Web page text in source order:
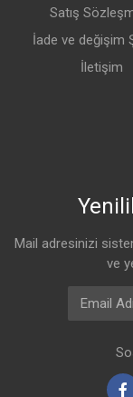
24 V 0.8 A
Gigabit PoE
2 Adet Boru
Satış
İade ve değişim
İletişim
Mail adresinizi
ve
Email